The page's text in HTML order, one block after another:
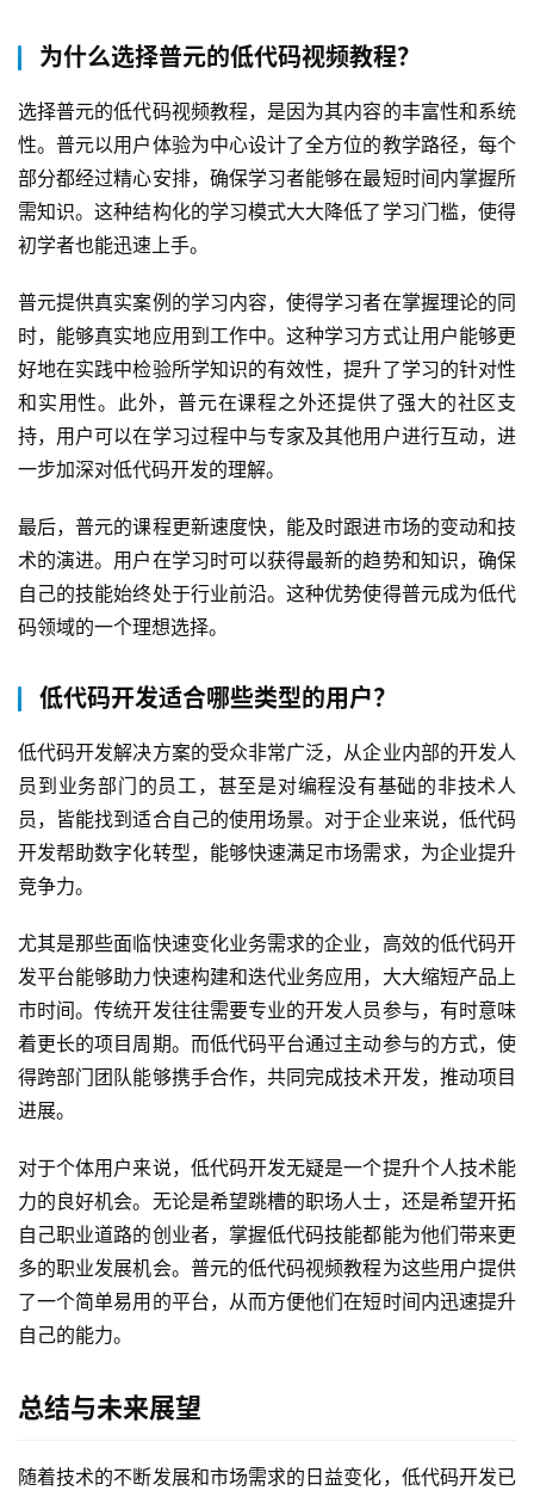
为什么选择普元的低代码视频教程？
选择普元的低代码视频教程，是因为其内容的丰富性和系统
性。普元以用户体验为中心设计了全方位的教学路径，每个
部分都经过精心安排，确保学习者能够在最短时间内掌握所
需知识。这种结构化的学习模式大大降低了学习门槛，使得
初学者也能迅速上手。
普元提供真实案例的学习内容，使得学习者在掌握理论的同
时，能够真实地应用到工作中。这种学习方式让用户能够更
好地在实践中检验所学知识的有效性，提升了学习的针对性
和实用性。此外，普元在课程之外还提供了强大的社区支
持，用户可以在学习过程中与专家及其他用户进行互动，进
一步加深对低代码开发的理解。
最后，普元的课程更新速度快，能及时跟进市场的变动和技
术的演进。用户在学习时可以获得最新的趋势和知识，确保
自己的技能始终处于行业前沿。这种优势使得普元成为低代
码领域的一个理想选择。
低代码开发适合哪些类型的用户？
低代码开发解决方案的受众非常广泛，从企业内部的开发人
员到业务部门的员工，甚至是对编程没有基础的非技术人
员，皆能找到适合自己的使用场景。对于企业来说，低代码
开发帮助数字化转型，能够快速满足市场需求，为企业提升
竞争力。
尤其是那些面临快速变化业务需求的企业，高效的低代码开
发平台能够助力快速构建和迭代业务应用，大大缩短产品上
市时间。传统开发往往需要专业的开发人员参与，有时意味
着更长的项目周期。而低代码平台通过主动参与的方式，使
得跨部门团队能够携手合作，共同完成技术开发，推动项目
进展。
对于个体用户来说，低代码开发无疑是一个提升个人技术能
力的良好机会。无论是希望跳槽的职场人士，还是希望开拓
自己职业道路的创业者，掌握低代码技能都能为他们带来更
多的职业发展机会。普元的低代码视频教程为这些用户提供
了一个简单易用的平台，从而方便他们在短时间内迅速提升
自己的能力。
总结与未来展望
随着技术的不断发展和市场需求的日益变化，低代码开发已